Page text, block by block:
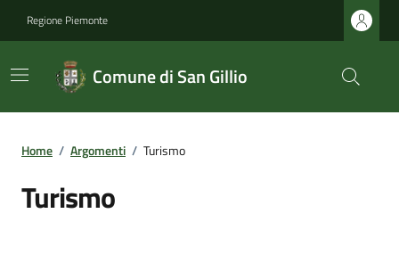
Regione Piemonte
Comune di San Gillio
Home / Argomenti / Turismo
Turismo